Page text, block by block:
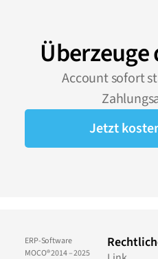
Account sofort
Jetzt
ERP-Software
MOCO® 2014 – 2025